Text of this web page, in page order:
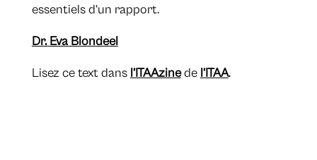
essentiels d’un rapport.
Dr. Eva Blondeel
​​Lisez ce text dans l’ITAAzinede l’ITAA.